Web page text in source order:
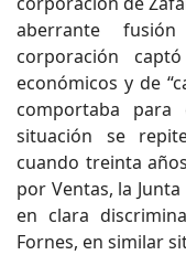
aberrante
corporación
económicos y de
comportaba para
situación se
cuando treinta
por Ventas, la
en clara
Fornes, en similar